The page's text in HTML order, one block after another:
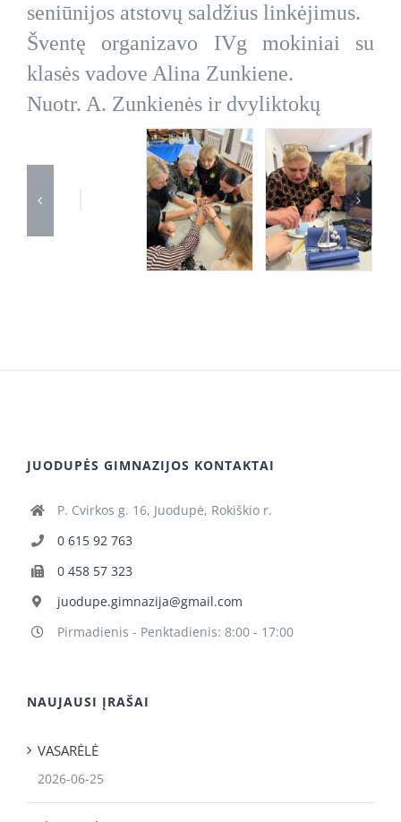
seniūnijos atstovų saldžius linkėjimus.
Šventę organizavo IVg mokiniai su
klasės vadove Alina Zunkiene.
Nuotr. A. Zunkienės ir dvyliktokų
JUODUPĖS GIMNAZIJOS KONTAKTAI
P. Cvirkos g. 16, Juodupė, Rokiškio r.
0 615 92 763
0 458 57 323
juodupe.gimnazija@gmail.com
Pirmadienis - Penktadienis: 8:00 - 17:00
NAUJAUSI ĮRAŠAI
VASARĖLĖ
2026-06-25